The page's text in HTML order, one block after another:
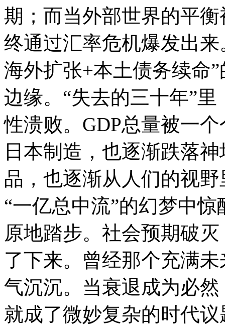
期；而当外部世界的平
终通过汇率危机爆发出
海外扩张+本土债务续命
边缘。“失去的三十年”
性溃败。GDP总量被一
日本制造，也逐渐跌落
品，也逐渐从人们的视
“一亿总中流”的幻梦中
原地踏步。社会预期破
了下来。曾经那个充满
气沉沉。当衰退成为必
就成了微妙复杂的时代